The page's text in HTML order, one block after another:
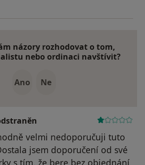
názory rozhodovat o tom,
nebo ordinaci navštívit?
Ano Ne
velmi nedoporučuji tuto
jsem doporučení od své